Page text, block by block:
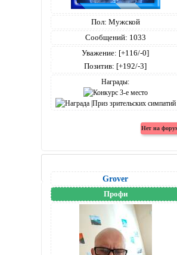
Пол: Мужской
Сообщений: 1033
Уважение: [+116/-0]
Позитив: [+192/-3]
Награды:
Grover
Профи